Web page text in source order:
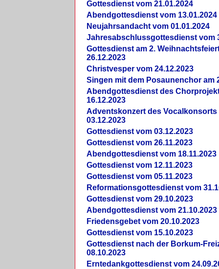
Gottesdienst vom 21.01.2024
Abendgottesdienst vom 13.01.2024
Neujahrsandacht vom 01.01.2024
Jahresabschlussgottesdienst vom
Gottesdienst am 2.
26.12.2023
Christvesper vom 24.12.2023
Singen mit dem Posaunenchor am
Abendgottesdienst des
16.12.2023
Adventskonzert des Vocalkonsorts
03.12.2023
Gottesdienst vom 03.12.2023
Gottesdienst vom 26.11.2023
Abendgottesdienst vom 18.11.2023
Gottesdienst vom 12.11.2023
Gottesdienst vom 05.11.2023
Reformationsgottesdienst vom
Gottesdienst vom 29.10.2023
Abendgottesdienst vom 21.10.2023
Friedensgebet vom 20.10.2023
Gottesdienst vom 15.10.2023
Gottesdienst nach der Borkum-
08.10.2023
Erntedankgottesdienst vom